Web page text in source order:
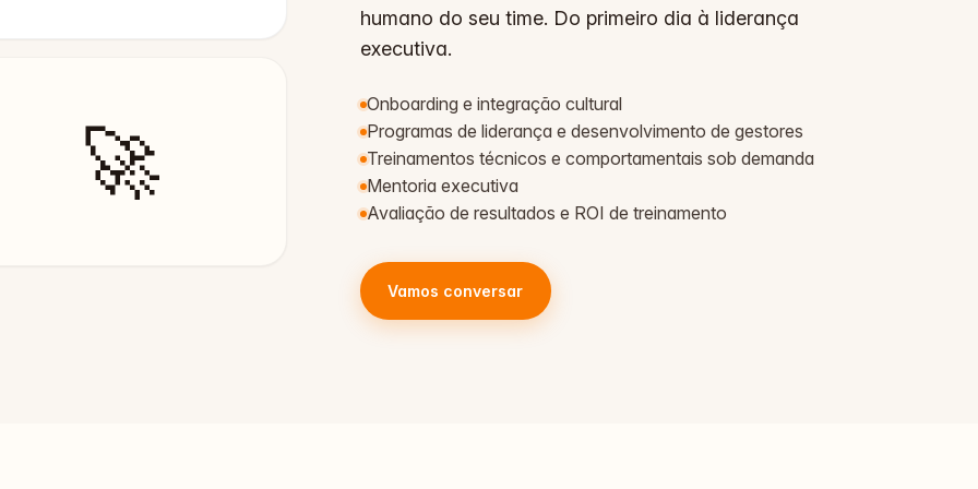
humano do seu time. Do primeiro dia à liderança
executiva.
Onboarding e integração cultural
Programas de liderança e desenvolvimento de gestores
Treinamentos técnicos e comportamentais sob demanda
Mentoria executiva
Avaliação de resultados e ROI de treinamento
Vamos conversar
🚀